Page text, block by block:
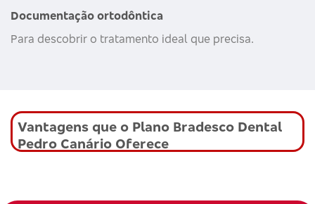
Documentação ortodôntica
Para descobrir o tratamento ideal que precisa.
Vantagens que o Plano Bradesco Dental
Pedro Canário Oferece